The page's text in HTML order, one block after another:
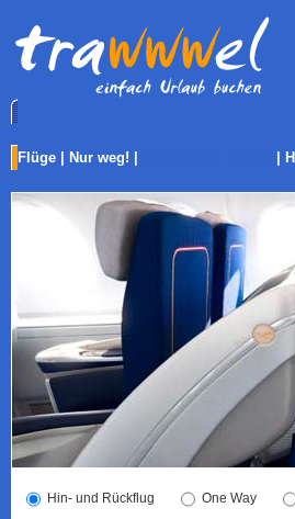
Flüge Nur weg!
Hin- und Rückflug One Way